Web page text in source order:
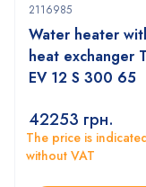
2116985
Water heater
heat exchanger
EV 12 S 300 65
42253 грн.
The price is
without VAT